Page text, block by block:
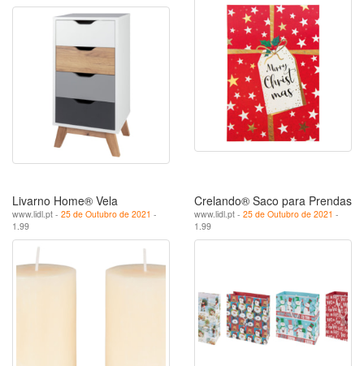
Livarno Home® Vela
www.lidl.pt - 25 de Outubro de 2021 -
1.99
Crelando® Saco para Prendas
www.lidl.pt - 25 de Outubro de 2021 -
1.99